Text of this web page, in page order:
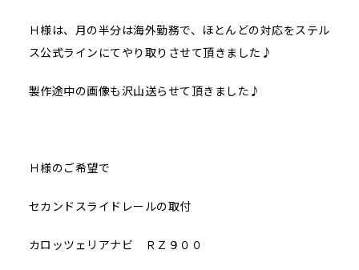
Ｈ様は、月の半分は海外勤務で、ほとんどの対応をステル
ス公式ラインにてやり取りさせて頂きました♪
製作途中の画像も沢山送らせて頂きました♪
Ｈ様のご希望で
セカンドスライドレールの取付
カロッツェリアナビ ＲＺ９００